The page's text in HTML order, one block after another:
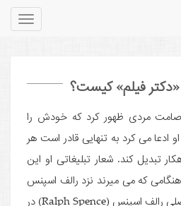
فیلم» کیست؟
صامت مردی ظهور کرد که خودش را
ادعا می کرد به تنهایی قادر است هر
تبدیل کند. شعار تبلیغاتی او این
که می میرند نزد رالف اسپنس
. گرچه شغل اصلی رالف اسپنس (Ralph Spence) در